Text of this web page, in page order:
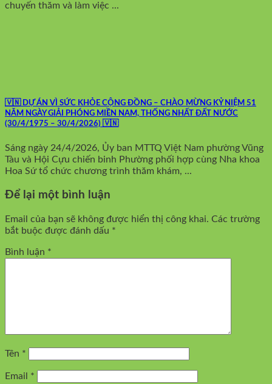
chuyến thăm và làm việc ...
🇻🇳 DỰ ÁN VÌ SỨC KHỎE CỘNG ĐỒNG – CHÀO MỪNG KỶ NIỆM 51
NĂM NGÀY GIẢI PHÓNG MIỀN NAM, THỐNG NHẤT ĐẤT NƯỚC
(30/4/1975 – 30/4/2026) 🇻🇳
Sáng ngày 24/4/2026, Ủy ban MTTQ Việt Nam phường Vũng
Tàu và Hội Cựu chiến binh Phường phối hợp cùng Nha khoa
Hoa Sứ tổ chức chương trình thăm khám, ...
Để lại một bình luận
Email của bạn sẽ không được hiển thị công khai. Các trường
bắt buộc được đánh dấu *
Bình luận *
Tên *
Email *